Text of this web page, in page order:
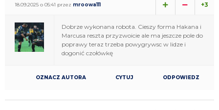
18.09.2025 o 05:41 przez mroowa111 +3
Dobrze wykonana robota. Cieszy forma Hakana i
Marcusa reszta przyzwoicie ale ma jeszcze pole do
poprawy teraz trzeba powygrywsc w lidze i
dogonić czołówkę
OZNACZ AUTORA CYTUJ ODPOWIEDZ